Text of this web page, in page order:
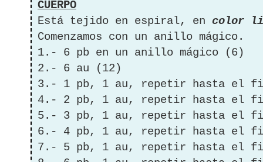
CUERPO
Está tejido en espiral, en color
Comenzamos con un anillo mágico.
1.- 6 pb en un anillo mágico (6)
2.- 6 au (12)
3.- 1 pb, 1 au, repetir hasta el
4.- 2 pb, 1 au, repetir hasta el
5.- 3 pb, 1 au, repetir hasta el
6.- 4 pb, 1 au, repetir hasta el
7.- 5 pb, 1 au, repetir hasta el